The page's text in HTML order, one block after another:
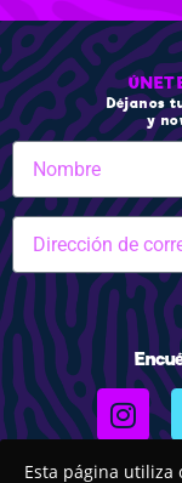
Déjanos
y
Esta página utiliza